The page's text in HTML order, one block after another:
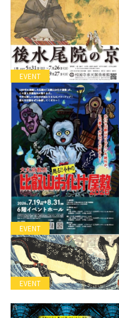
EVENT
EVENT
EVENT